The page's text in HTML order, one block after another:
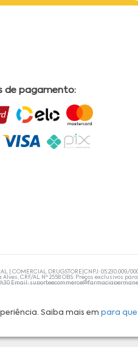
Saiba mais empara que
de pagamento:
DRUGSTORE|CNPJ: 05.230.009/
CRF/AL Nº 2558 OBS: Preços exclusivos
Email:
de um profissional da área médica.
persistirem, um médico deve ser consultado. A
com tranquilidade. A privacidade e a
de produto em nosso estoque.